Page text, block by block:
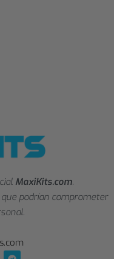
MaxiKits.com.
podrían comprometer